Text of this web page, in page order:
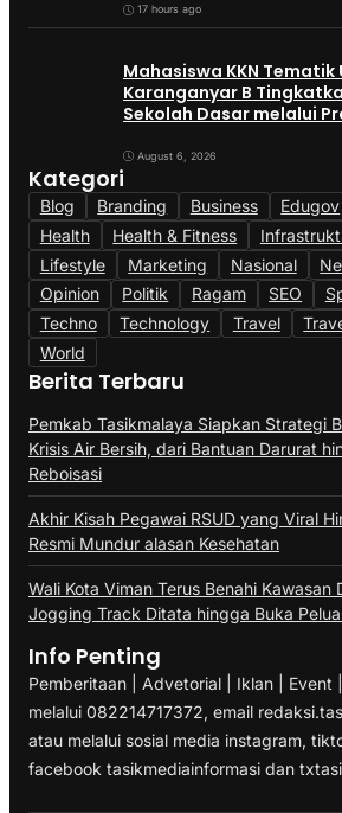
17 hours ago
Mahasiswa KKN Tematik
Karanganyar B
Sekolah Dasar melalui
August 6, 2026
Kategori
Blog Branding Business Edugov
Health
Health & Fitness
Lifestyle
Marketing Nasional
Opinion
Politik Ragam SEO
Techno
Technology Travel
World
Berita Terbaru
Pemkab Tasikmalaya Siapkan Strategi
Krisis Air Bersih, dari Bantuan Darurat
Reboisasi
Akhir Kisah Pegawai RSUD yang Viral
Resmi Mundur alasan Kesehatan
Wali Kota Viman Terus Benahi Kawasan
Jogging Track Ditata hingga Buka
Info Penting
Pemberitaan | Advetorial | Iklan | Event
melalui 082214717372, email
atau melalui sosial media instagram,
facebook tasikmediainformasi dan